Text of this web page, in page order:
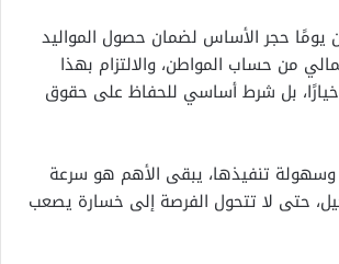
يومًا حجر الأساس لضمان حصول المواليد
من حساب المواطن، والالتزام بهذا
خيارًا، بل شرط أساسي للحفاظ على حقوق
تنفيذها، يبقى الأهم هو سرعة
حتى لا تتحول الفرصة إلى خسارة يصعب